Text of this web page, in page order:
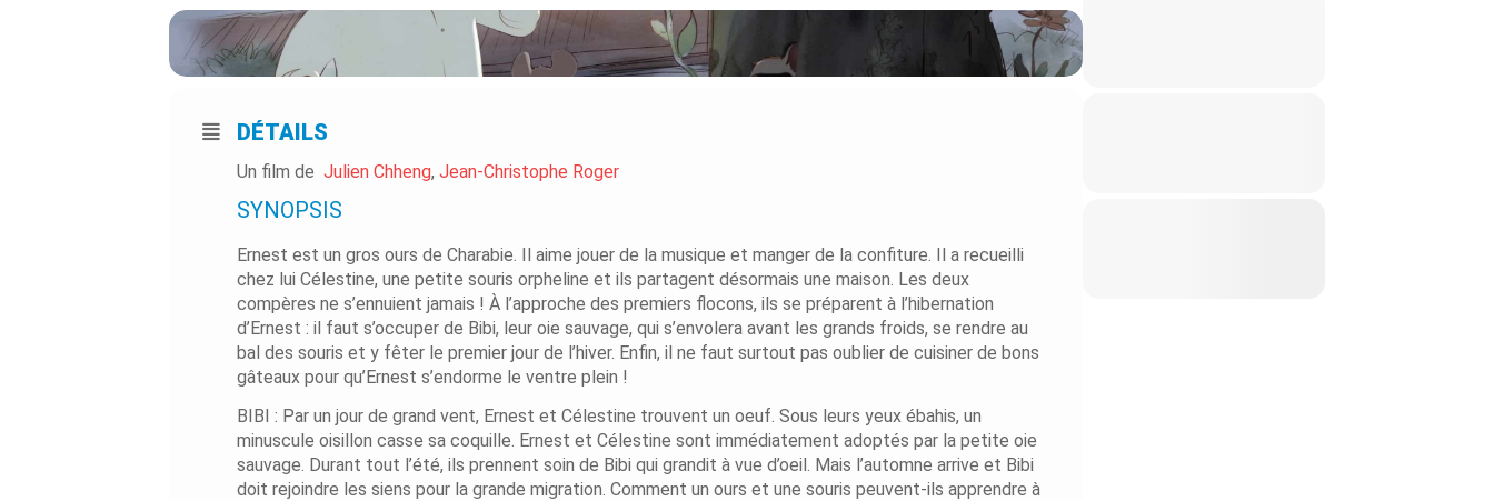
DÉTAILS
Un film de Julien Chheng, Jean-Christophe Roger
SYNOPSIS
Ernest est un gros ours de Charabie. Il aime jouer de la musique et manger de la confiture. Il a recueilli
chez lui Célestine, une petite souris orpheline et ils partagent désormais une maison. Les deux
compères ne s’ennuient jamais ! À l’approche des premiers flocons, ils se préparent à l’hibernation
d’Ernest : il faut s’occuper de Bibi, leur oie sauvage, qui s’envolera avant les grands froids, se rendre au
bal des souris et y fêter le premier jour de l’hiver. Enfin, il ne faut surtout pas oublier de cuisiner de bons
gâteaux pour qu’Ernest s’endorme le ventre plein !
BIBI : Par un jour de grand vent, Ernest et Célestine trouvent un oeuf. Sous leurs yeux ébahis, un
minuscule oisillon casse sa coquille. Ernest et Célestine sont immédiatement adoptés par la petite oie
sauvage. Durant tout l’été, ils prennent soin de Bibi qui grandit à vue d’oeil. Mais l’automne arrive et Bibi
doit rejoindre les siens pour la grande migration. Comment un ours et une souris peuvent-ils apprendre à